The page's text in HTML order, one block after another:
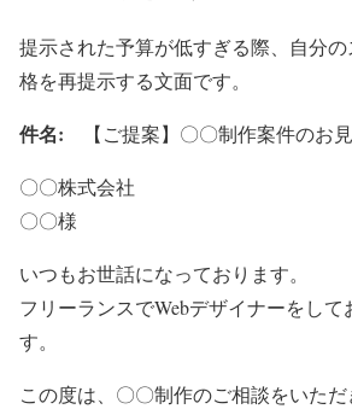
提示された予算が低すぎる際、自分
格を再提示する文面です。
件名: 【ご提案】〇〇制作案件のお
〇〇株式会社
〇〇様
いつもお世話になっております。
フリーランスでWebデザイナーをし
す。
この度は、〇〇制作のご相談をいた